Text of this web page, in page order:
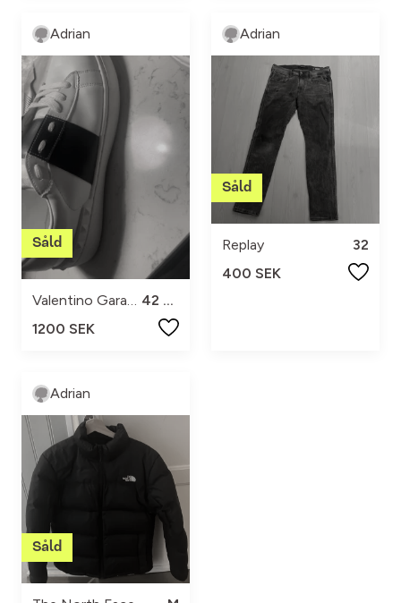
Adrian
Valentino Garavani
42 1/2
1200 SEK
Adrian
Replay
32
400 SEK
Adrian